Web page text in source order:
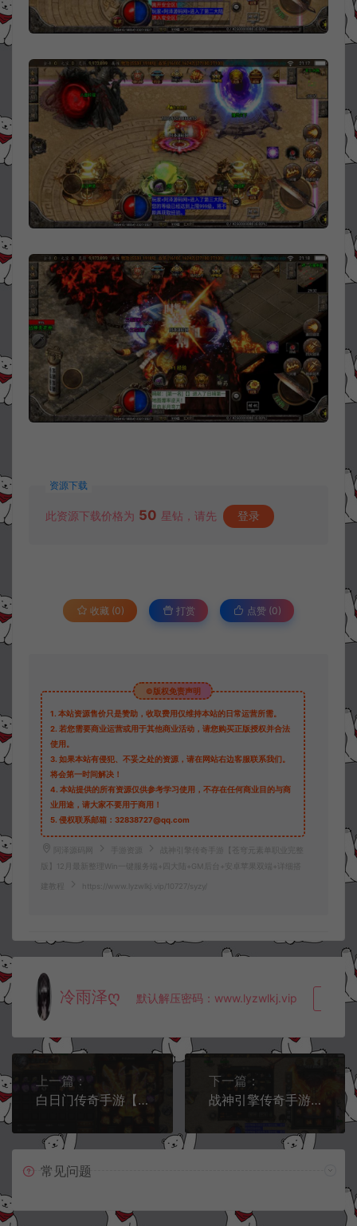
资源下载
此资源下载价格为 50 星钻，请先 登录
收藏 (0) 打赏 点赞 (0)
©版权免责声明
1. 本站资源售价只是赞助，收取费用仅维持本站的日常运营所需。
2. 若您需要商业运营或用于其他商业活动，请您购买正版授权并合法
使用。
3. 如果本站有侵犯、不妥之处的资源，请在网站右边客服联系我们。
将会第一时间解决！
4. 本站提供的所有资源仅供参考学习使用，不存在任何商业目的与商
业用途，请大家不要用于商用！
5. 侵权联系邮箱：32838727@qq.com
阿泽源码网 手游资源
战神引擎传奇手游【苍穹元素单职业完整
版】12月最新整理Win一键服务端+四大陆+GM后台+安卓苹果双端+详细搭
建教程 https://www.lyzwlkj.vip/10727/syzy/
冷雨泽ღ 默认解压密码：www.lyzwlkj.vip 复
上一篇：
白日门传奇手游【魔道祖师攻速单职业】12月最新整理Win一键服务端+GM后台+安卓苹果双端+详细搭建教程
下一篇：
战神引擎传奇手游【1.80龍之君临天下微变三职业】12月最新整理Win一键服务端+GM后台+安卓苹果双端+详细搭建教程
常见问题